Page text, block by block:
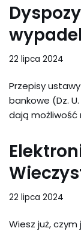
22 lipca 2024
Przepisy
bankowe (Dz.
dają możliwość
22 lipca 2024
Wiesz już, czym